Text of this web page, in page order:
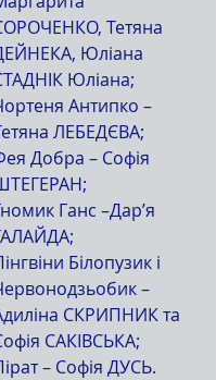
Тетяна
Юліана
Юліана;
Антипко –
ЛЕБЕДЄВА;
Добра – Софія
Ганс –Дар’я
Білопузик і
–
СКРИПНИК та
САКІВСЬКА;
– Софія ДУСЬ.